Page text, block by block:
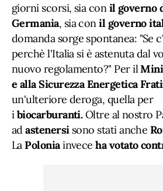
giorni scorsi, sia conil governo
Germania, sia conil governo
domanda sorge spontanea: "Se
perchè l'Italia si è astenuta dal
nuovo regolamento?" Per il
e alla Sicurezza Energetica
un'ulteriore deroga, quella per
ibiocarburanti.Oltre al nostro
adastenersisono stati anche
LaPoloniainveceha votato